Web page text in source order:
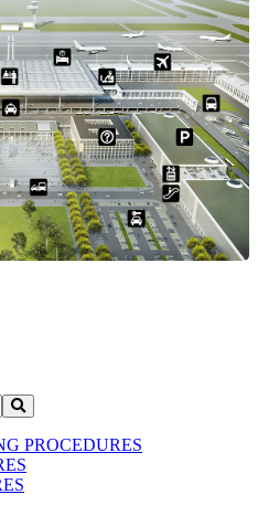
PROCEDURES